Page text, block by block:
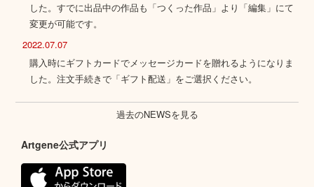
した。すでに出品中の作品も「つくった作品」より「編集」にて
変更が可能です。
2022.07.07
購入時にギフトカードでメッセージカードを贈れるようになりま
した。注文手続きで「ギフト配送」をご選択ください。
過去のNEWSを見る
Artgene公式アプリ